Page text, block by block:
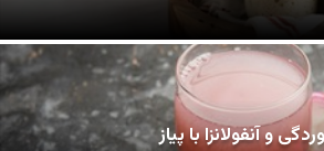
و آنفولانزا با پیاز